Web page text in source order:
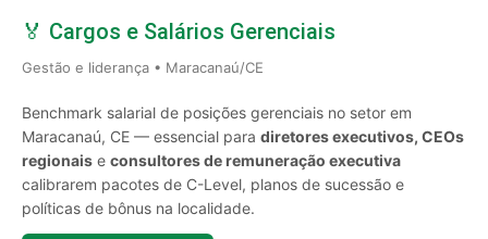
🏅 Cargos e Salários Gerenciais
Gestão e liderança • Maracanaú/CE
Benchmark salarial de posições gerenciais no setor em
Maracanaú, CE — essencial para diretores executivos, CEOs
regionais e consultores de remuneração executiva
calibrarem pacotes de C-Level, planos de sucessão e
políticas de bônus na localidade.